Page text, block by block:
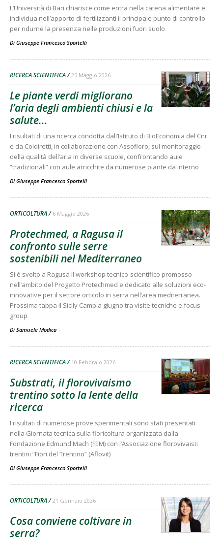
L’Università di Bari chiarisce come entra nella catena alimentare e
individua nell’apporto di fertilizzanti il principale punto di controllo
per ridurne la presenza nelle produzioni fuori suolo
Di Giuseppe Francesco Sportelli
RICERCA SCIENTIFICA 25 Maggio 2026
Le piante verdi migliorano
l’aria degli ambienti chiusi e la
salute...
I risultati di una ricerca condotta dall’Istituto di BioEconomia del Cnr
e da Coldiretti, in collaborazione con Assofloro, sul monitoraggio
della qualità dell’aria in diverse scuole, confrontando aule
“tradizionali” con aule arricchite da numerose piante da interno
Di Giuseppe Francesco Sportelli
ORTICOLTURA 6 Maggio 2026
Protechmed, a Ragusa il
confronto sulle serre
sostenibili nel Mediterraneo
Si è svolto a Ragusa il workshop tecnico-scientifico promosso
nell’ambito del Progetto Protechmed e dedicato alle soluzioni eco-
innovative per il settore orticolo in serra nell’area mediterranea.
Prossima tappa il Sicily Camp a giugno tra visite tecniche e focus
group
Di Samuele Modica -
RICERCA SCIENTIFICA 10 Febbraio 2026
Substrati, il florovivaismo
trentino sotto la lente della
ricerca
I risultati di numerose prove sperimentali sono stati presentati
nella Giornata tecnica sulla floricoltura organizzata dalla
Fondazione Edmund Mach (FEM) con l’Associazione florovivaisti
trentini “Fiori del Trentino” (Aflovit)
Di Giuseppe Francesco Sportelli
ORTICOLTURA 21 Gennaio 2026
Cosa conviene coltivare in
serra?